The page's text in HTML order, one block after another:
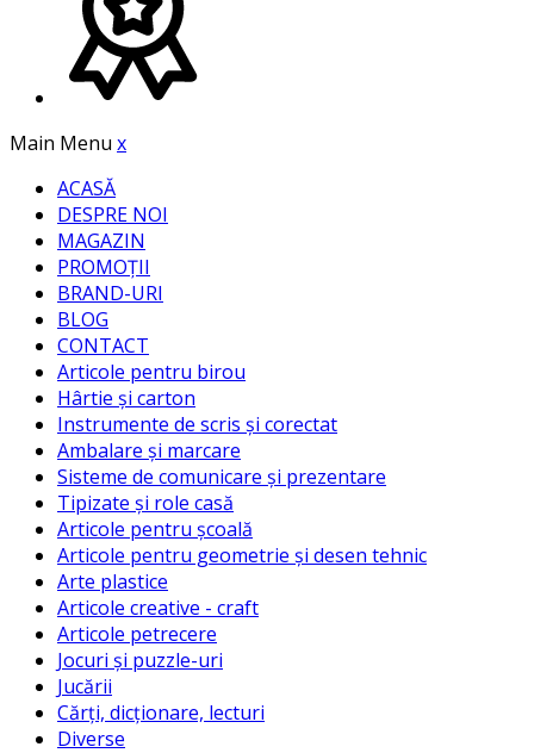
Main Menu x
ACASĂ
DESPRE NOI
MAGAZIN
PROMOȚII
BRAND-URI
BLOG
CONTACT
Articole pentru birou
Hârtie și carton
Instrumente de scris și corectat
Ambalare și marcare
Sisteme de comunicare și prezentare
Tipizate și role casă
Articole pentru școală
Articole pentru geometrie și desen tehnic
Arte plastice
Articole creative - craft
Articole petrecere
Jocuri și puzzle-uri
Jucării
Cărți, dicționare, lecturi
Diverse